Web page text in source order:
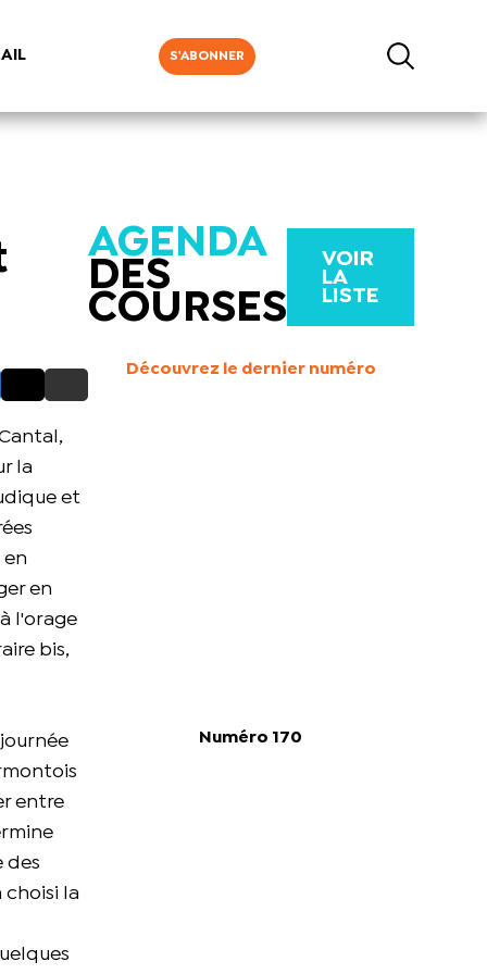
S'ABONNER
la
et
en
en
l'orage
bis,
entre
des
choisi la
AGENDA
DES
COURSES
VOIR
LA
LISTE
Découvrez le dernier numéro
Numéro 170